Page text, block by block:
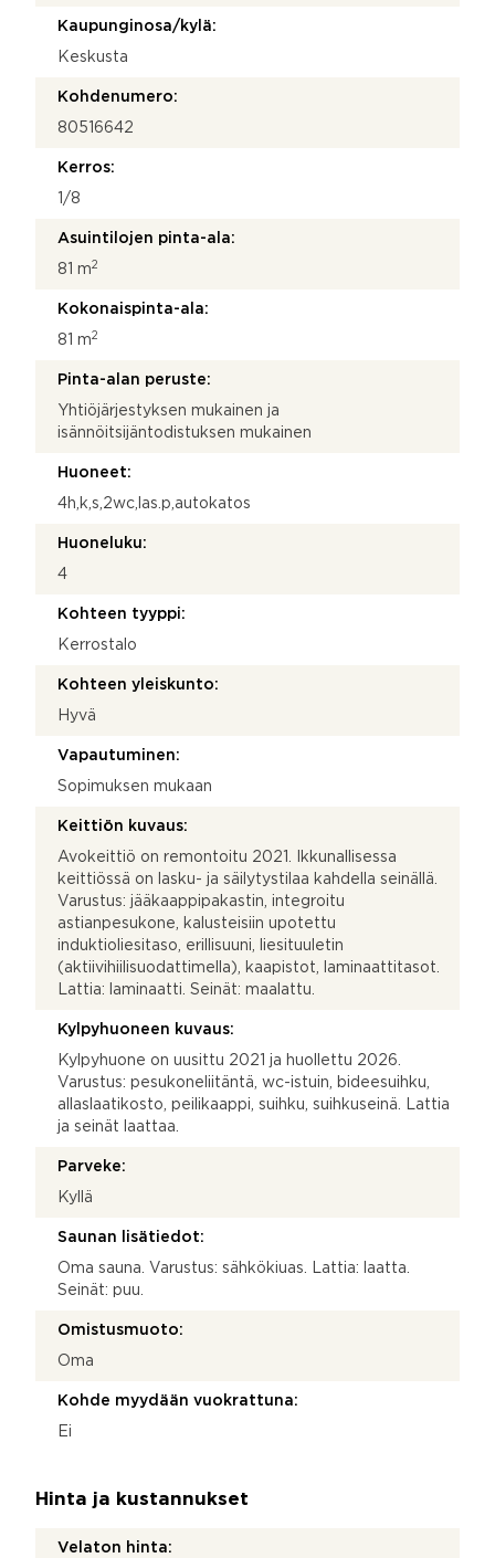
n
n
m
r
Kaupunginosa/kylä:
Keskusta
Kohdenumero:
80516642
Kerros:
1/8
Asuintilojen pinta-ala:
81 m2
Kokonaispinta-ala:
81 m2
Pinta-alan peruste:
Yhtiöjärjestyksen mukainen ja
isännöitsijäntodistuksen mukainen
Huoneet:
4h,k,s,2wc,las.p,autokatos
Huoneluku:
4
Kohteen tyyppi:
Kerrostalo
Kohteen yleiskunto:
Hyvä
Vapautuminen:
Sopimuksen mukaan
Keittiön kuvaus:
Avokeittiö on remontoitu 2021. Ikkunallisessa
keittiössä on lasku- ja säilytystilaa kahdella seinällä.
Varustus: jääkaappipakastin, integroitu
astianpesukone, kalusteisiin upotettu
induktioliesitaso, erillisuuni, liesituuletin
(aktiivihiilisuodattimella), kaapistot, laminaattitasot.
Lattia: laminaatti. Seinät: maalattu.
Kylpyhuoneen kuvaus:
Kylpyhuone on uusittu 2021 ja huollettu 2026.
Varustus: pesukoneliitäntä, wc-istuin, bideesuihku,
allaslaatikosto, peilikaappi, suihku, suihkuseinä. Lattia
ja seinät laattaa.
Parveke:
Kyllä
Saunan lisätiedot:
Oma sauna. Varustus: sähkökiuas. Lattia: laatta.
Seinät: puu.
Omistusmuoto:
Oma
Kohde myydään vuokrattuna:
Ei
Hinta ja kustannukset
Velaton hinta: